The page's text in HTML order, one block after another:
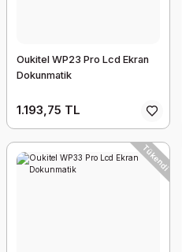
Oukitel WP23 Pro Lcd Ekran
Dokunmatik
1.193,75 TL
Tükendi